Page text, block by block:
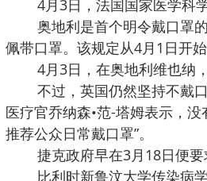
4月3日，法国国家医学科
奥地利是首个明令戴口罩
佩带口罩。该规定从4月1日开
4月3日，在奥地利维也纳
不过，英国仍然坚持不戴
医疗官乔纳森•范-塔姆表示，
推荐公众日常戴口罩”。
捷克政府早在3月18日便要
比利时新鲁汶大学传染病